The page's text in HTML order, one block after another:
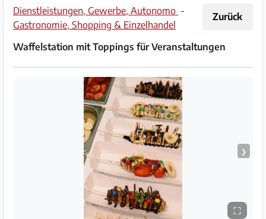
Hilfe
&
Zurück
Dienstleistungen, Gewerbe, Autonomo -
Gastronomie, Shopping & Einzelhandel
Waffelstation mit Toppings für Veranstaltungen
❯
⛶